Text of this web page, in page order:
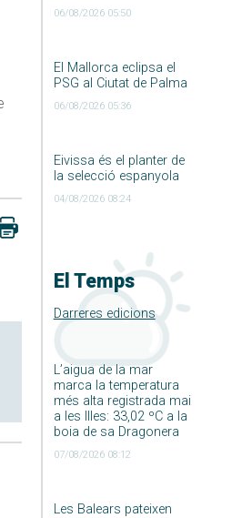
06/08/2026 05:50
El Mallorca eclipsa el
PSG al Ciutat de Palma
06/08/2026 05:36
Eivissa és el planter de
la selecció espanyola
04/08/2026 08:24
El Temps
Darreres edicions
L’aigua de la mar
marca la temperatura
més alta registrada mai
a les Illes: 33,02 ºC a la
boia de sa Dragonera
07/08/2026 08:12
Les Balears pateixen